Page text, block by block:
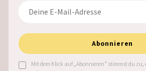
ADRESSE
Abonnieren
Mit dem Klick auf „Abonnieren“ stimmst du zu,